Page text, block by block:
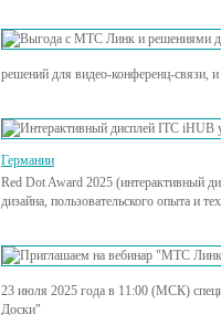
решений для видео-конференц-связи,
Германии
Red Dot Award 2025 (интерактивный
дизайна, пользовательского опыта и
23 июля 2025 года в 11:00 (МСК)
Доски"